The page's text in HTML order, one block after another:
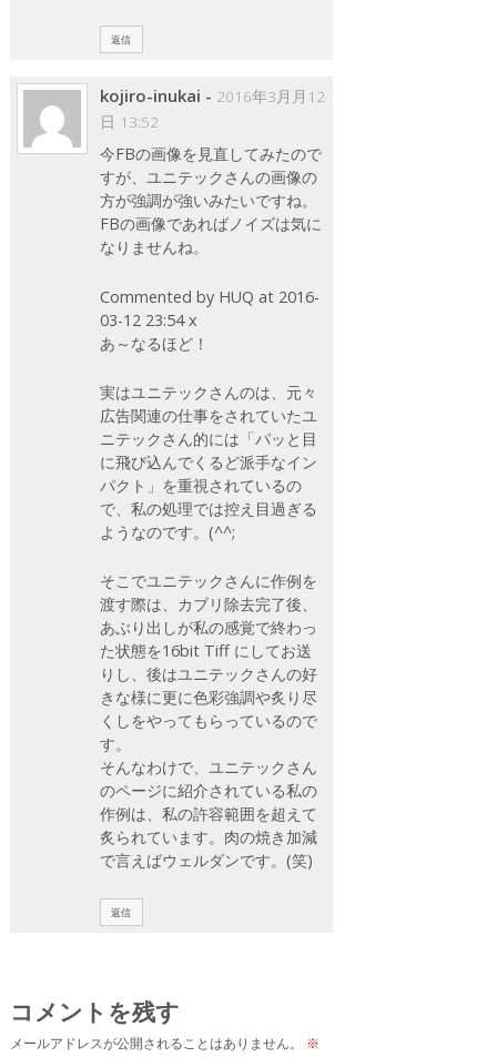
返信
kojiro-inukai - 2016年3月月12
日 13:52
今FBの画像を見直してみたので
すが、ユニテックさんの画像の
方が強調が強いみたいですね。
FBの画像であればノイズは気に
なりませんね。
Commented by HUQ at 2016-
03-12 23:54 x
あ～なるほど！
実はユニテックさんのは、元々
広告関連の仕事をされていたユ
ニテックさん的には「パッと目
に飛び込んでくるど派手なイン
パクト」を重視されているの
で、私の処理では控え目過ぎる
ようなのです。(^^;
そこでユニテックさんに作例を
渡す際は、カブリ除去完了後、
あぶり出しが私の感覚で終わっ
た状態を16bit Tiff にしてお送
りし、後はユニテックさんの好
きな様に更に色彩強調や炙り尽
くしをやってもらっているので
す。
そんなわけで、ユニテックさん
のページに紹介されている私の
作例は、私の許容範囲を超えて
炙られています。肉の焼き加減
で言えばウェルダンです。(笑)
返信
コメントを残す
メールアドレスが公開されることはありません。
※